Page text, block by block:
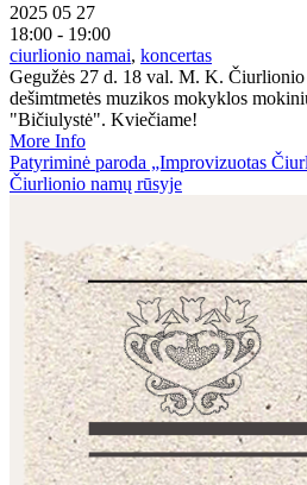
2025 05 27
18:00 - 19:00
ciurlionio namai, koncertas
Gegužės 27 d. 18 val. M. K.
dešimtmetės muzikos mokyklos
"Bičiulystė". Kviečiame!
More Info
Patyriminė paroda „Improvizuotas
Čiurlionio namų rūsyje